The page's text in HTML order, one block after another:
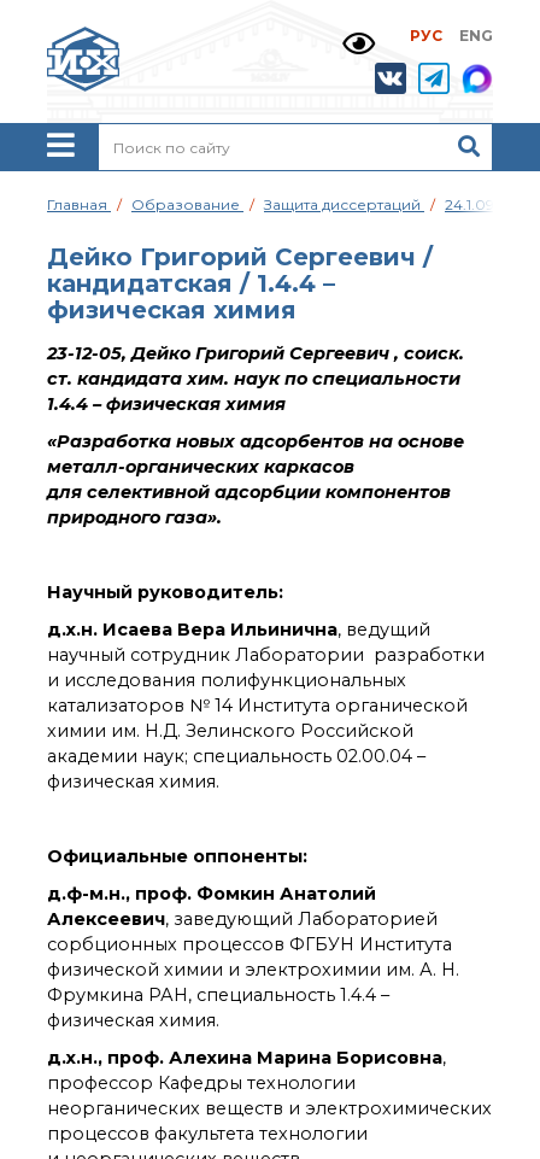
РУС ENG
Жизнь и выдающиеся
моменты научной
деятельности
Н. Д. Зелинского
История ИОХ РАН
Администрация
Научные школы
Подразделения
института
Ученый совет ИОХ
РАН
Диссертационные
советы
Совет молодых ученых
ИОХ РАН
Центр коллективного
пользования
Института
Библиотека
Инфоресурсы
Профком
Документы
Контакты
Основные
Важнейшие
достижения института
Научный Совет РАН
по органической
химии
Искусственный
интеллект (ИИ)
в химии
Аддитивные
технологии
Электронная
микроскопия
Главная Образование Защита диссертаций 24.1.092.02
Дейко Григорий Сергеевич /
кандидатская / 1.4.4 –
физическая химия
23-12-05, Дейко Григорий Сергеевич , соиск.
ст. кандидата хим. наук по специальности
1.4.4 – физическая химия
«Разработка новых адсорбентов на основе
металл-органических каркасов
для селективной адсорбции компонентов
природного газа».
Научный руководитель:
д.х.н. Исаева Вера Ильинична, ведущий
научный сотрудник Лаборатории разработки
и исследования полифункциональных
катализаторов № 14 Института органической
химии им. Н.Д. Зелинского Российской
академии наук; специальность 02.00.04 –
физическая химия.
Официальные оппоненты:
д.ф-м.н., проф. Фомкин Анатолий
Алексеевич, заведующий Лабораторией
сорбционных процессов ФГБУН Института
физической химии и электрохимии им. А. Н.
Фрумкина РАН, специальность 1.4.4 –
физическая химия.
д.х.н., проф. Алехина Марина Борисовна,
профессор Кафедры технологии
неорганических веществ и электрохимических
процессов факультета технологии